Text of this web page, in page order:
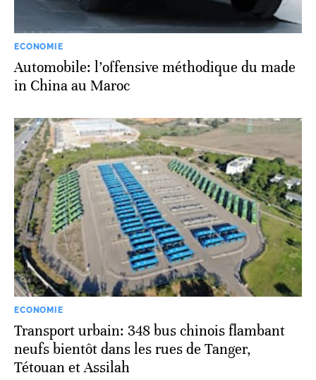
ECONOMIE
Automobile: l’offensive méthodique du made
in China au Maroc
ECONOMIE
Transport urbain: 348 bus chinois flambant
neufs bientôt dans les rues de Tanger,
Tétouan et Assilah